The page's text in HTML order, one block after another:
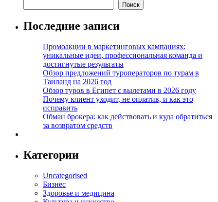
Поиск
Последние записи
Промоакции в маркетинговых кампаниях:
уникальные идеи, профессиональная команда и
достигнутые результаты
Обзор предложений туроператоров по турам в
Таиланд на 2026 год
Обзор туров в Египет с вылетами в 2026 году
Почему клиент уходит, не оплатив, и как это
исправить
Обман брокера: как действовать и куда обратиться
за возвратом средств
Категории
Uncategorised
Бизнес
Здоровье и медицина